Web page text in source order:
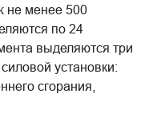
не менее 500
по 24
выделяются три
установки:
сгорания,